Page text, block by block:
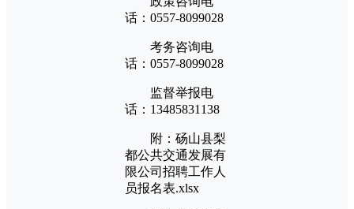
话：0557-8099028
考务咨询电
话：0557-8099028
监督举报电
话：13485831138
附：砀山县梨
都公共交通发展有
限公司招聘工作人
员报名表.xlsx